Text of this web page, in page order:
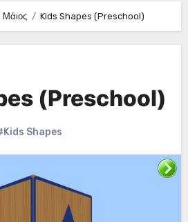
Μάιος Kids Shapes (Preschool)
(Preschool)
Shapes